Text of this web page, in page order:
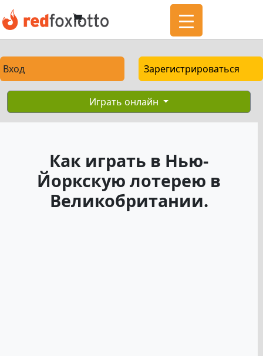
Вход Зарегистрироваться
Играть онлайн
Как играть в Нью-
Йоркскую лотерею в
Великобритании.